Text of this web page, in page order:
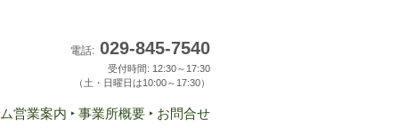
電話: 029-845-7540
受付時間: 12:30～17:30
（土・日曜日は10:00～17:30）
営業案内 ‣ 事業所概要 ‣ お問合せ